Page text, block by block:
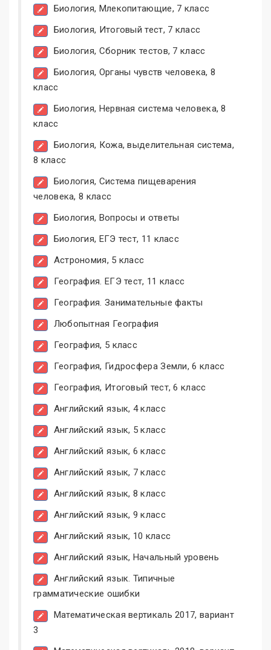
Биология, Млекопитающие, 7 класс
Биология, Итоговый тест, 7 класс
Биология, Сборник тестов, 7 класс
Биология, Органы чувств человека, 8
класс
Биология, Нервная система человека, 8
класс
Биология, Кожа, выделительная система,
8 класс
Биология, Система пищеварения
человека, 8 класс
Биология, Вопросы и ответы
Биология, ЕГЭ тест, 11 класс
Астрономия, 5 класс
География. ЕГЭ тест, 11 класс
География. Занимательные факты
Любопытная География
География, 5 класс
География, Гидросфера Земли, 6 класс
География, Итоговый тест, 6 класс
Английский язык, 4 класс
Английский язык, 5 класс
Английский язык, 6 класс
Английский язык, 7 класс
Английский язык, 8 класс
Английский язык, 9 класс
Английский язык, 10 класс
Английский язык, Начальный уровень
Английский язык. Типичные
грамматические ошибки
Математическая вертикаль 2017, вариант
3